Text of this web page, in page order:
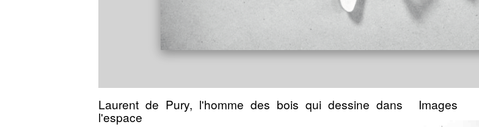
Laurent de Pury, l'homme des bois qui dessine dans
l'espace
Images